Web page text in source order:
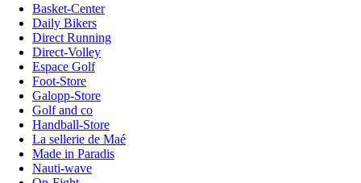
Basket-Center
Daily Bikers
Direct Running
Direct-Volley
Espace Golf
Foot-Store
Galopp-Store
Golf and co
Handball-Store
La sellerie de Maé
Made in Paradis
Nauti-wave